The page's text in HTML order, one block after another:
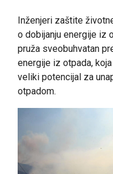
Inženjeri zaštite
o dobijanju energije iz
pruža sveobuhvatan
energije iz otpada,
veliki potencijal za
otpadom.